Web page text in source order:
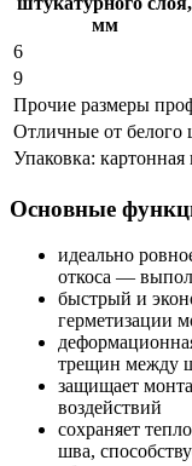
мм
6
9
Прочие размеры
Отличные от белого
Упаковка: картонная
Основные
идеально
откоса —
быстрый и
герметизации
трещин между
защищает
воздействий
сохраняет
шва,